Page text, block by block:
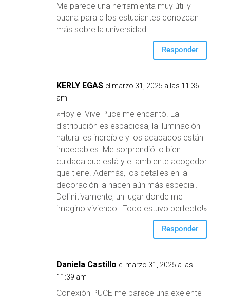
Me parece una herramienta muy útil y
buena para q los estudiantes conozcan
más sobre la universidad
Responder
KERLY EGAS el marzo 31, 2025 a las 11:36
am
«Hoy el Vive Puce me encantó. La
distribución es espaciosa, la iluminación
natural es increíble y los acabados están
impecables. Me sorprendió lo bien
cuidada que está y el ambiente acogedor
que tiene. Además, los detalles en la
decoración la hacen aún más especial.
Definitivamente, un lugar donde me
imagino viviendo. ¡Todo estuvo perfecto!»
Responder
Daniela Castillo el marzo 31, 2025 a las
11:39 am
Conexión PUCE me parece una exelente